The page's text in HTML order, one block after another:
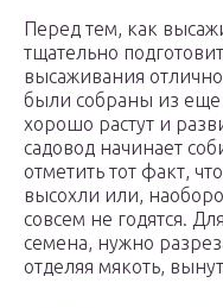
Перед тем, как
тщательно
высаживания
были собраны из
хорошо растут и
садовод начинает
отметить тот факт,
высохли или,
совсем не годятся.
семена, нужно
отделяя мякоть,